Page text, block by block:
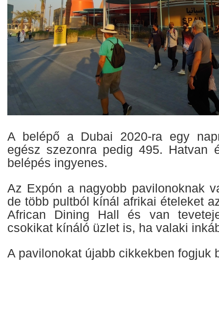
A belépő a Dubai 2020-ra egy
egész szezonra pedig 495. Hatvan
belépés ingyenes.
Az Expón a nagyobb pavilonoknak
de több pultból kínál afrikai ételeket
African Dining Hall és van
csokikat kínáló üzlet is, ha valaki
A pavilonokat újabb cikkekben fogjuk